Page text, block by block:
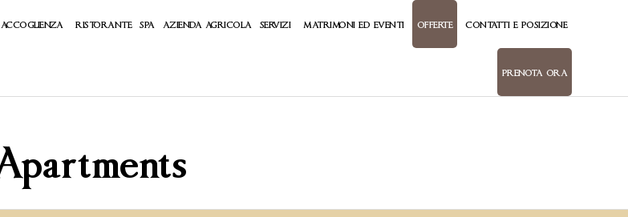
ACCOGLIENZA RISTORANTE SPA AZIENDA AGRICOLA SERVIZI MATRIMONI ED EVENTI OFFERTE CONTATTI E POSIZIONE
PRENOTA ORA
Apartments